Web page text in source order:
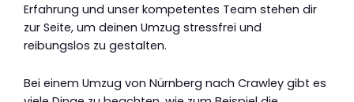
Erfahrung und unser kompetentes Team stehen dir
zur Seite, um deinen Umzug stressfrei und
reibungslos zu gestalten.
Bei einem Umzug von Nürnberg nach Crawley gibt es